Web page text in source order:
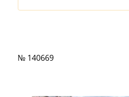
№ 140669